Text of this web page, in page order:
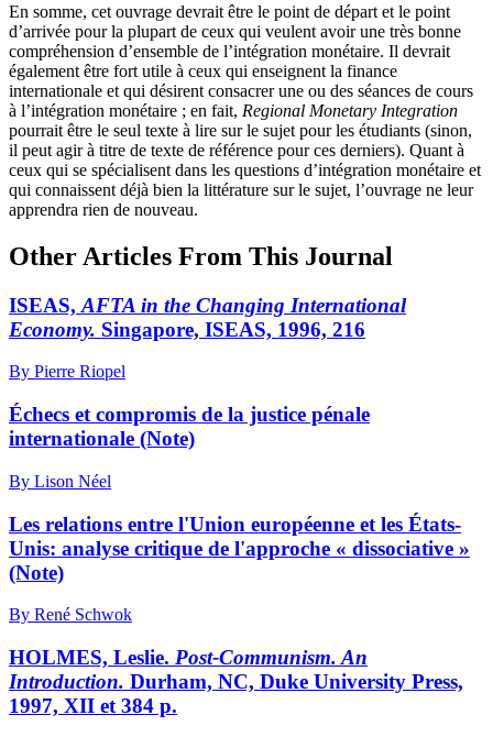
En somme, cet ouvrage devrait être le point de départ et le point
d’arrivée pour la plupart de ceux qui veulent avoir une très bonne
compréhension d’ensemble de l’intégration monétaire. Il devrait
également être fort utile à ceux qui enseignent la finance
internationale et qui désirent consacrer une ou des séances de cours
à l’intégration monétaire ; en fait, Regional Monetary Integration
pourrait être le seul texte à lire sur le sujet pour les étudiants (sinon,
il peut agir à titre de texte de référence pour ces derniers). Quant à
ceux qui se spécialisent dans les questions d’intégration monétaire et
qui connaissent déjà bien la littérature sur le sujet, l’ouvrage ne leur
apprendra rien de nouveau.
Other Articles From This Journal
ISEAS, AFTA in the Changing International
Economy. Singapore, ISEAS, 1996, 216
By Pierre Riopel
Échecs et compromis de la justice pénale
internationale (Note)
By Lison Néel
Les relations entre l'Union européenne et les États-
Unis: analyse critique de l'approche « dissociative »
(Note)
By René Schwok
HOLMES, Leslie. Post-Communism. An
Introduction. Durham, NC, Duke University Press,
1997, XII et 384 p.